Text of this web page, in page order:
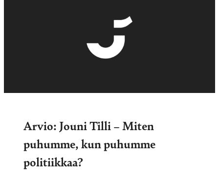
Arvio: Jouni Tilli – Miten
puhumme, kun puhumme
politiikkaa?